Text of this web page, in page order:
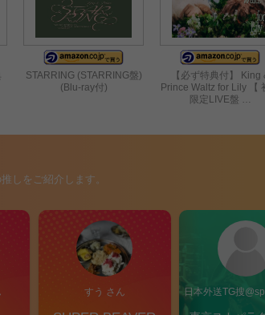
STARRING (STARRING盤)
(Blu-ray付)
【必ず特典付】 King
Prince Waltz for Lily 【
限定LIVE盤 …
しをご紹介します。
すう さん 日本外送TG搜